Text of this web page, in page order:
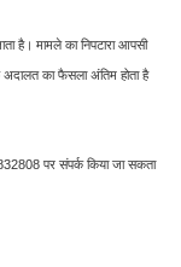
है। मामले का निपटारा आपसी
का फैसला अंतिम होता है
पर संपर्क किया जा सकता